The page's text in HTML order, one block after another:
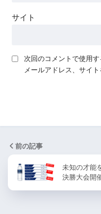
サイト
次回のコメントで使用
メールアドレス、サイト
前の記事
未知の才能
決勝大会開